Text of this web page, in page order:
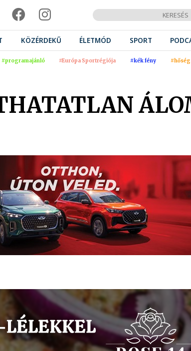
KÖZÉRDEKŰ ÉLETMÓD SPORT
#programajánló #Európa Sportrégiója #kék fény #hőség